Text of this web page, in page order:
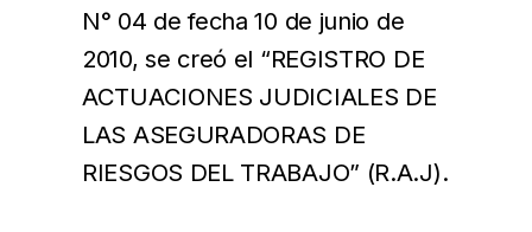
N° 04 de fecha 10 de junio de
2010, se creó el “REGISTRO DE
ACTUACIONES JUDICIALES DE
LAS ASEGURADORAS DE
RIESGOS DEL TRABAJO” (R.A.J).